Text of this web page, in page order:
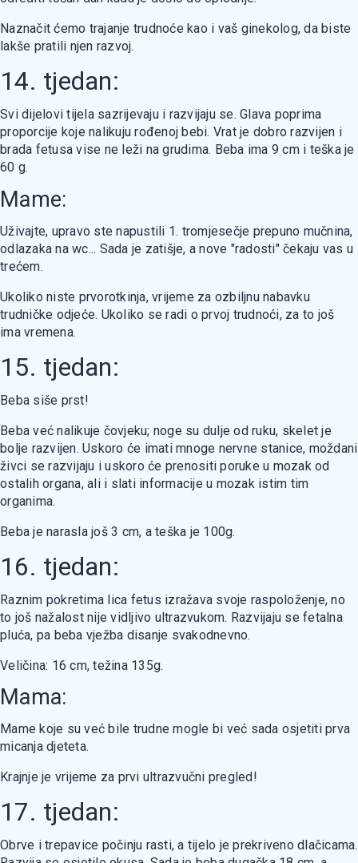
Naznačit ćemo trajanje trudnoće kao i vaš ginekolog, da biste
lakše pratili njen razvoj.
14. tjedan:
Svi dijelovi tijela sazrijevaju i razvijaju se. Glava poprima
proporcije koje nalikuju rođenoj bebi. Vrat je dobro razvijen i
brada fetusa vise ne leži na grudima. Beba ima 9 cm i teška je
60 g.
Mame:
Uživajte, upravo ste napustili 1. tromjesečje prepuno mučnina,
odlazaka na wc... Sada je zatišje, a nove "radosti" čekaju vas u
trećem.
Ukoliko niste prvorotkinja, vrijeme za ozbiljnu nabavku
trudničke odjeće. Ukoliko se radi o prvoj trudnoći, za to još
ima vremena.
15. tjedan:
Beba siše prst!
Beba već nalikuje čovjeku; noge su dulje od ruku, skelet je
bolje razvijen. Uskoro će imati mnoge nervne stanice, moždani
živci se razvijaju i uskoro će prenositi poruke u mozak od
ostalih organa, ali i slati informacije u mozak istim tim
organima.
Beba je narasla još 3 cm, a teška je 100g.
16. tjedan:
Raznim pokretima lica fetus izražava svoje raspoloženje, no
to još nažalost nije vidljivo ultrazvukom. Razvijaju se fetalna
pluća, pa beba vježba disanje svakodnevno.
Veličina: 16 cm, težina 135g.
Mama:
Mame koje su već bile trudne mogle bi već sada osjetiti prva
micanja djeteta.
Krajnje je vrijeme za prvi ultrazvučni pregled!
17. tjedan:
Obrve i trepavice počinju rasti, a tijelo je prekriveno dlačicama.